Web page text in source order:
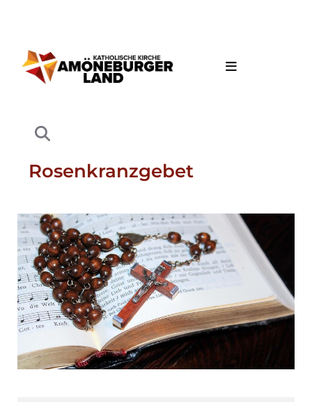
Rosenkranzgebet